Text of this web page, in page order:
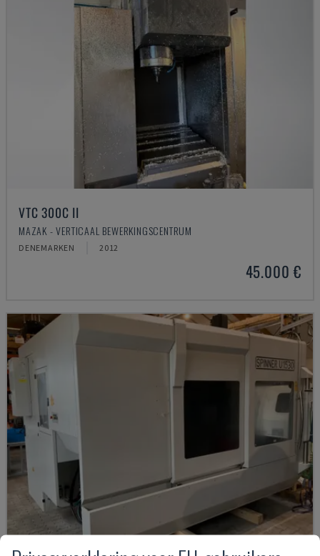
VTC 300C II
MAZAK - VERTICAAL BEWERKINGSCENTRUM
DENEMARKEN 2012
45.000 €